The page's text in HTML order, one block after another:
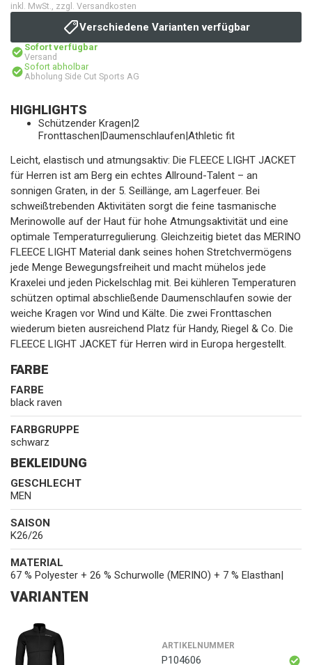
inkl. MwSt., zzgl. Versandkosten
Verschiedene Varianten verfügbar
Sofort verfügbar
Versand
Sofort abholbar
Abholung Side Cut Sports AG
HIGHLIGHTS
Schützender Kragen|2
Fronttaschen|Daumenschlaufen|Athletic fit
Leicht, elastisch und atmungsaktiv: Die FLEECE LIGHT JACKET
für Herren ist am Berg ein echtes Allround-Talent – an
sonnigen Graten, in der 5. Seillänge, am Lagerfeuer. Bei
schweißtrebenden Aktivitäten sorgt die feine tasmanische
Merinowolle auf der Haut für hohe Atmungsaktivität und eine
optimale Temperaturregulierung. Gleichzeitig bietet das MERINO
FLEECE LIGHT Material dank seines hohen Stretchvermögens
jede Menge Bewegungsfreiheit und macht mühelos jede
Kraxelei und jeden Pickelschlag mit. Bei kühleren Temperaturen
schützen optimal abschließende Daumenschlaufen sowie der
weiche Kragen vor Wind und Kälte. Die zwei Fronttaschen
wiederum bieten ausreichend Platz für Handy, Riegel & Co. Die
FLEECE LIGHT JACKET für Herren wird in Europa hergestellt.
FARBE
FARBE
black raven
FARBGRUPPE
schwarz
BEKLEIDUNG
GESCHLECHT
MEN
SAISON
K26/26
MATERIAL
67 % Polyester + 26 % Schurwolle (MERINO) + 7 % Elasthan|
VARIANTEN
ARTIKELNUMMER
P104606